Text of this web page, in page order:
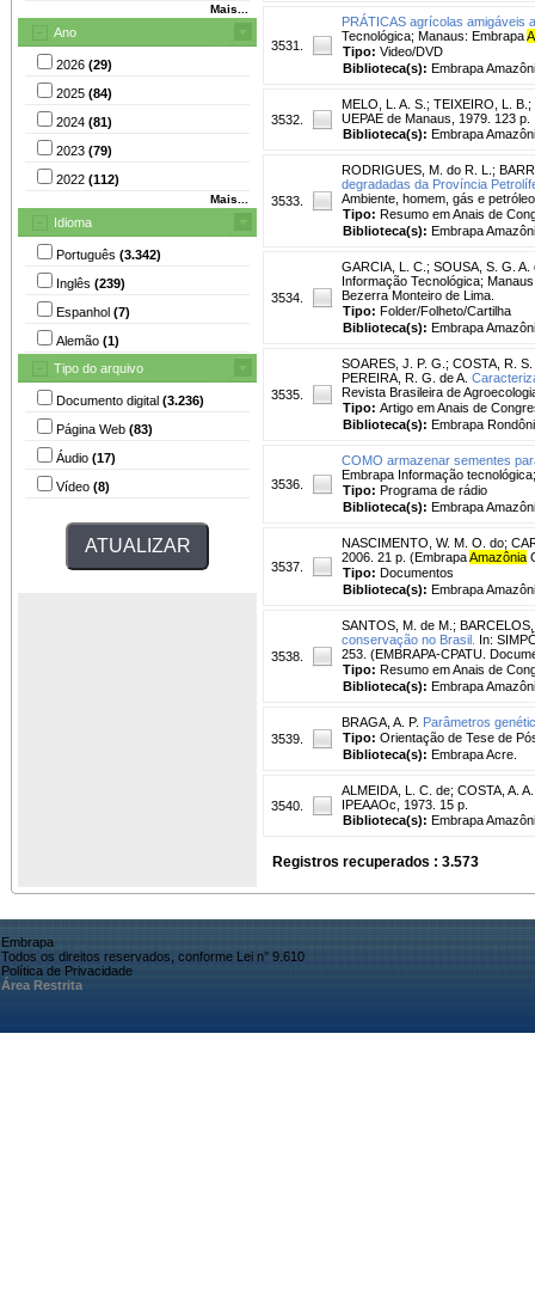
Mais...
Ano
2026 (29)
2025 (84)
2024 (81)
2023 (79)
2022 (112)
Mais...
Idioma
Português (3.342)
Inglês (239)
Espanhol (7)
Alemão (1)
Tipo do arquivo
Documento digital (3.236)
Página Web (83)
Áudio (17)
Vídeo (8)
3531.
PRÁTICAS agrícolas amigáveis
Tecnológica; Manaus: Embrapa
Tipo: Video/DVD
Biblioteca(s): Embrapa
3532.
MELO, L. A. S. ; TEIXEIRO, L. B. ;
UEPAE de Manaus, 1979. 123 p.
Biblioteca(s): Embrapa
3533.
RODRIGUES, M. do R. L. ;
degradadas da Província
Ambiente, homem, gás e
Tipo: Resumo em Anais de
Biblioteca(s): Embrapa
3534.
GARCIA, L. C. ; SOUSA, S. G. A.
Informação Tecnológica;
Bezerra Monteiro de Lima.
Tipo: Folder/Folheto/Cartilha
Biblioteca(s): Embrapa
3535.
SOARES, J. P. G. ; COSTA, R.
PEREIRA, R. G. de A.
Revista Brasileira de
Tipo: Artigo em Anais de
Biblioteca(s): Embrapa
3536.
COMO armazenar sementes
Embrapa Informação
Tipo: Programa de rádio
Biblioteca(s): Embrapa
3537.
NASCIMENTO, W. M. O. do;
2006. 21 p. (EmbrapaAmazônia
Tipo: Documentos
Biblioteca(s): Embrapa
3538.
SANTOS, M. de M. ;
conservação no Brasil. In:
253. (EMBRAPA-CPATU.
Tipo: Resumo em Anais de
Biblioteca(s): Embrapa
3539.
BRAGA, A. P. Parâmetros
Tipo: Orientação de Tese de
Biblioteca(s): Embrapa Acre.
3540.
ALMEIDA, L. C. de; COSTA, A.
IPEAAOc, 1973. 15 p.
Biblioteca(s): Embrapa
Registros recuperados : 3.573
Embrapa
Todos os direitos reservados, conforme Lei n° 9.610
Política de Privacidade
Área Restrita